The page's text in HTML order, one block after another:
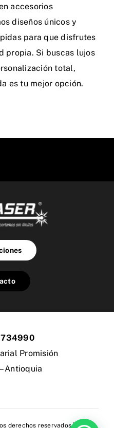
accesorios
diseños únicos y
para que disfrutes
propia. Si buscas lujos
total,
es tu mejor opción.
Promisión
Antioquia
derechos reservados | Hecho